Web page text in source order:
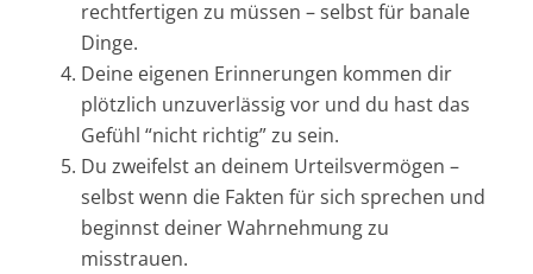
rechtfertigen zu müssen – selbst für banale
Dinge.
Deine eigenen Erinnerungen kommen dir
plötzlich unzuverlässig vor und du hast das
Gefühl “nicht richtig” zu sein.
Du zweifelst an deinem Urteilsvermögen –
selbst wenn die Fakten für sich sprechen und
beginnst deiner Wahrnehmung zu
misstrauen.